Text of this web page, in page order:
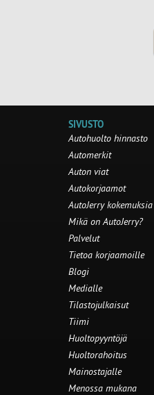
SIVUSTO
Autohuolto hinnasto
Automerkit
Auton viat
Autokorjaamot
AutoJerry kokemuksia
Mikä on AutoJerry?
Palvelut
Tietoa korjaamoille
Blogi
Medialle
Tilastojulkaisut
Tiimi
Huoltopyyntöjä
Huoltorahoitus
Mainostajalle
Menossa mukana